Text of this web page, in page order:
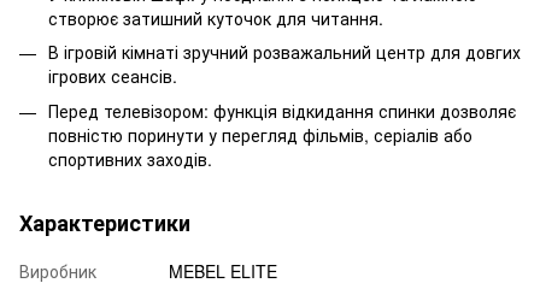
створює затишний куточок для читання.
В ігровій кімнаті зручний розважальний центр для довгих
ігрових сеансів.
Перед телевізором: функція відкидання спинки дозволяє
повністю поринути у перегляд фільмів, серіалів або
спортивних заходів.
Характеристики
Виробник
MEBEL ELITE